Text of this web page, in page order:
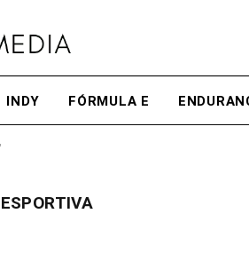
INDY FÓRMULA E